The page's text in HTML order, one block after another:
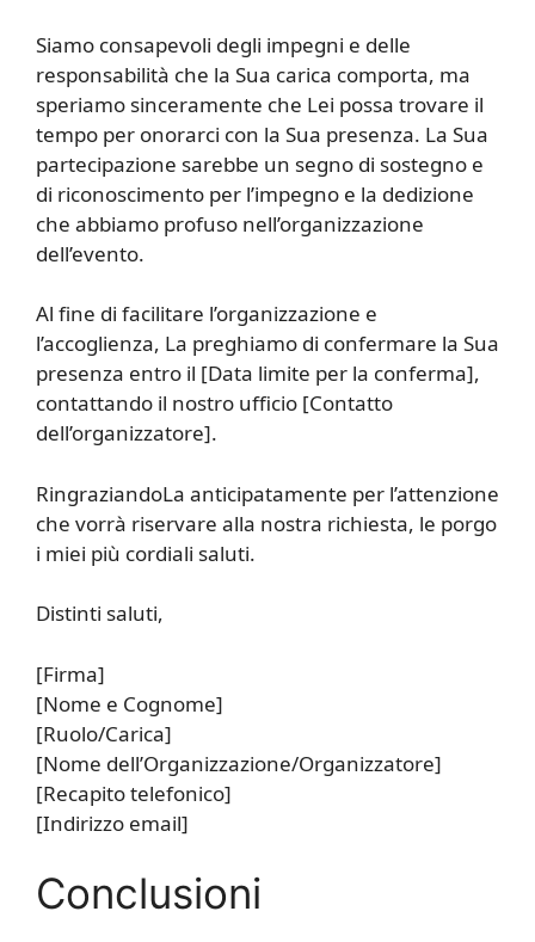
Siamo consapevoli degli impegni e delle
responsabilità che la Sua carica comporta, ma
speriamo sinceramente che Lei possa trovare il
tempo per onorarci con la Sua presenza. La Sua
partecipazione sarebbe un segno di sostegno e
di riconoscimento per l’impegno e la dedizione
che abbiamo profuso nell’organizzazione
dell’evento.
Al fine di facilitare l’organizzazione e
l’accoglienza, La preghiamo di confermare la Sua
presenza entro il [Data limite per la conferma],
contattando il nostro ufficio [Contatto
dell’organizzatore].
RingraziandoLa anticipatamente per l’attenzione
che vorrà riservare alla nostra richiesta, le porgo
i miei più cordiali saluti.
Distinti saluti,
[Firma]
[Nome e Cognome]
[Ruolo/Carica]
[Nome dell’Organizzazione/Organizzatore]
[Recapito telefonico]
[Indirizzo email]
Conclusioni